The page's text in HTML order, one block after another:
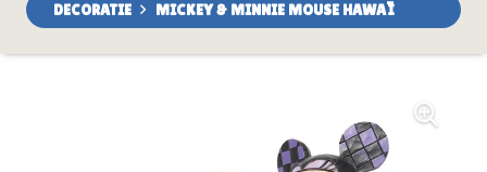
DECORATIE MICKEY & MINNIE MOUSE HAWAÏ